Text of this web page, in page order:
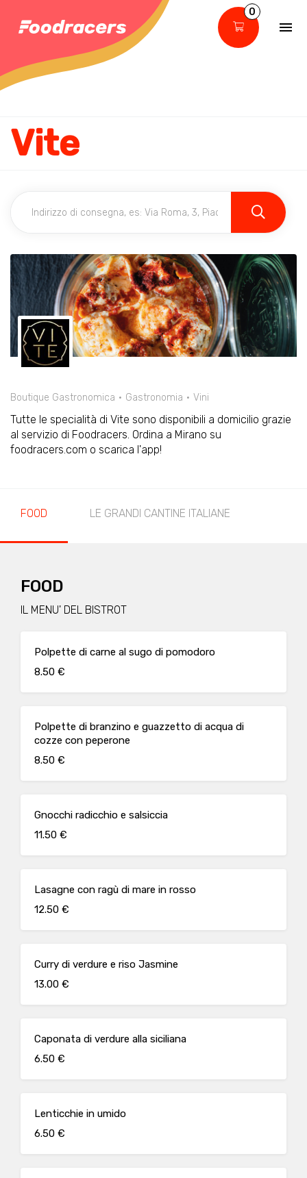
0
Vite
Boutique Gastronomica Gastronomia Vini
Tutte le specialità di Vite sono disponibili a domicilio grazie
al servizio di Foodracers. Ordina a Mirano su
foodracers.com o scarica l'app!
FOOD LE GRANDI CANTINE ITALIANE
FOOD
IL MENU' DEL BISTROT
Polpette di carne al sugo di pomodoro
8.50 €
Polpette di branzino e guazzetto di acqua di
cozze con peperone
8.50 €
Gnocchi radicchio e salsiccia
11.50 €
Lasagne con ragù di mare in rosso
12.50 €
Curry di verdure e riso Jasmine
13.00 €
Caponata di verdure alla siciliana
6.50 €
Lenticchie in umido
6.50 €